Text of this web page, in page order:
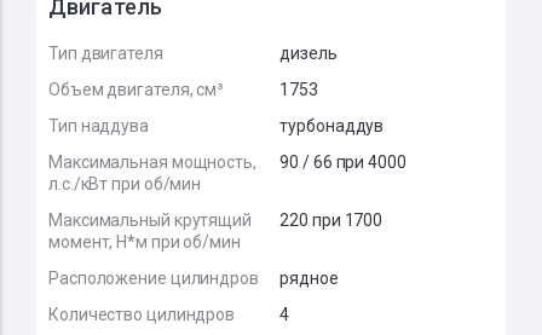
Двигатель
Тип двигателя
дизель
Объем двигателя, см³
1753
Тип наддува
турбонаддув
Максимальная мощность,
л.с./кВт при об/мин
90 / 66 при 4000
Максимальный крутящий
момент, Н*м при об/мин
220 при 1700
Расположение цилиндров
рядное
Количество цилиндров
4